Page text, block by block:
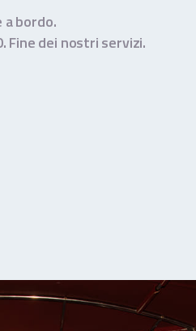
a bordo.
Fine dei nostri servizi.